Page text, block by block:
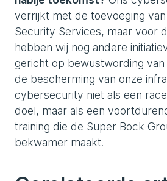
verrijkt met de toevoeging
Security Services, maar voor
hebben wij nog andere
gericht op bewustwording
de bescherming van onze
cybersecurity niet als een
doel, maar als een
training die de Super Bock
bekwamer maakt.